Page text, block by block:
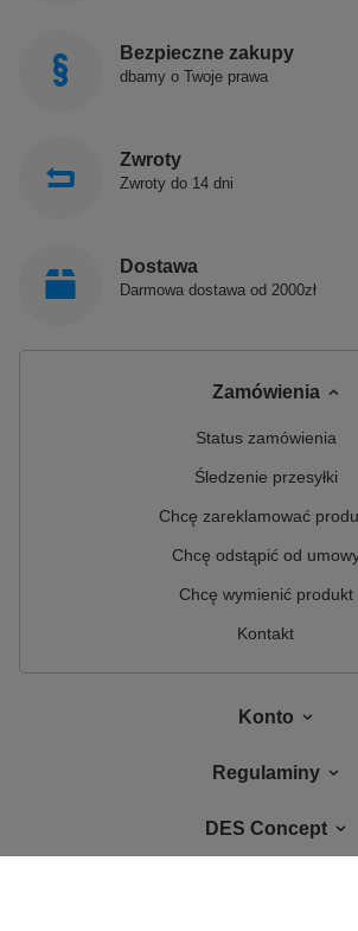
Bezpieczne zakupy
dbamy o Twoje prawa
Zwroty
Zwroty do 14 dni
Dostawa
Darmowa dostawa od 2000zł
Zamówienia
Status zamówienia
Śledzenie przesyłki
Chcę zareklamować
Chcę odstąpić od
Chcę wymienić produkt
Kontakt
Konto
Regulaminy
DES Concept